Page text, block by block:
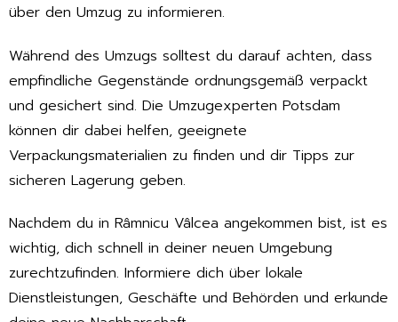
über den Umzug zu informieren.
Während des Umzugs solltest du darauf achten, dass
empfindliche Gegenstände ordnungsgemäß verpackt
und gesichert sind. Die Umzugexperten Potsdam
können dir dabei helfen, geeignete
Verpackungsmaterialien zu finden und dir Tipps zur
sicheren Lagerung geben.
Nachdem du in Râmnicu Vâlcea angekommen bist, ist es
wichtig, dich schnell in deiner neuen Umgebung
zurechtzufinden. Informiere dich über lokale
Dienstleistungen, Geschäfte und Behörden und erkunde